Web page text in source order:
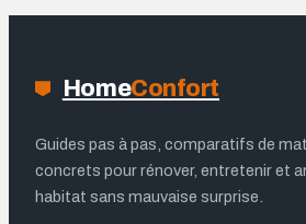
budget
HomeConfort
Guides pas à pas, comparatifs de
concrets pour rénover, entretenir et
habitat sans mauvaise surprise.